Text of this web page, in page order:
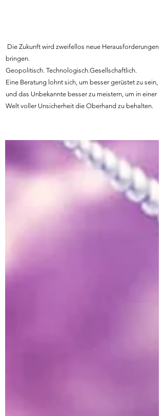
Die Zukunft wird zweifellos neue Herausforderungen
bringen.
Geopolitisch. Technologisch.Gesellschaftlich.
Eine Beratung lohnt sich, um besser gerüstet zu sein,
und das Unbekannte besser zu meistern, um in einer
Welt voller Unsicherheit die Oberhand zu behalten.